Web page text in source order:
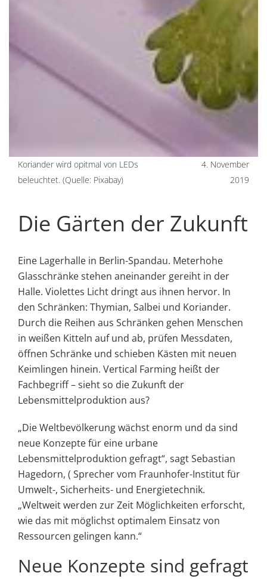
Koriander wird opitmal von LEDs
beleuchtet. (Quelle: Pixabay)
4. November
2019
Die Gärten der Zukunft
Eine Lagerhalle in Berlin-Spandau. Meterhohe
Glasschränke stehen aneinander gereiht in der
Halle. Violettes Licht dringt aus ihnen hervor. In
den Schränken: Thymian, Salbei und Koriander.
Durch die Reihen aus Schränken gehen Menschen
in weißen Kitteln auf und ab, prüfen Messdaten,
öffnen Schränke und schieben Kästen mit neuen
Keimlingen hinein. Vertical Farming heißt der
Fachbegriff – sieht so die Zukunft der
Lebensmittelproduktion aus?
„Die Weltbevölkerung wächst enorm und da sind
neue Konzepte für eine urbane
Lebensmittelproduktion gefragt“, sagt Sebastian
Hagedorn, ( Sprecher vom Fraunhofer-Institut für
Umwelt-, Sicherheits- und Energietechnik.
„Weltweit werden zur Zeit Möglichkeiten erforscht,
wie das mit möglichst optimalem Einsatz von
Ressourcen gelingen kann.“
Neue Konzepte sind gefragt